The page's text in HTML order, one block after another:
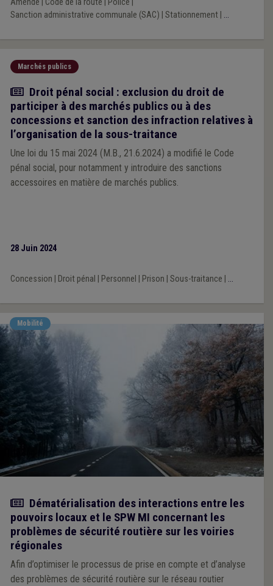
Amende Code de la route Police
Sanction administrative communale (SAC) Stationnement| ...
Marchés publics
Actualité
Droit pénal social : exclusion du droit de
participer à des marchés publics ou à des
concessions et sanction des infraction relatives à
l’organisation de la sous-traitance
Une loi du 15 mai 2024 (M.B., 21.6.2024) a modifié le Code
pénal social, pour notamment y introduire des sanctions
accessoires en matière de marchés publics.
28 Juin 2024
Concession Droit pénal Personnel Prison Sous-traitance ...
Mobilité
Actualité
Dématérialisation des interactions entre les
pouvoirs locaux et le SPW MI concernant les
problèmes de sécurité routière sur les voiries
régionales
Afin d’optimiser le processus de prise en compte et d’analyse
des problèmes de sécurité routière sur le réseau routier